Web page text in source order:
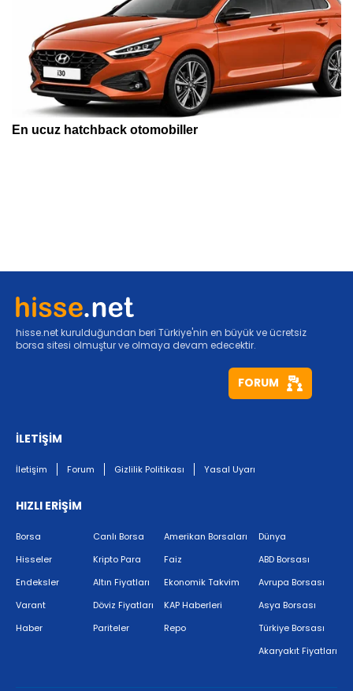
hisse.net kurulduğundan beri Türkiye'nin en büyük ve ücretsiz
borsa sitesi olmuştur ve olmaya devam edecektir.
FORUM
İLETİŞİM
İletişim Forum Gizlilik Politikası Yasal Uyarı
HIZLI ERİŞİM
Borsa
Hisseler
Endeksler
Varant
Haber
Canlı Borsa
Kripto Para
Altın Fiyatları
Döviz Fiyatları
Pariteler
Amerikan Borsaları
Faiz
Ekonomik Takvim
KAP Haberleri
Repo
Dünya
ABD Borsası
Avrupa Borsası
Asya Borsası
Türkiye Borsası
Akaryakıt Fiyatları